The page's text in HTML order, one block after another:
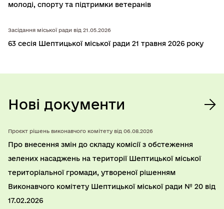
молодi, спорту та підтримки ветеранів
Засідання міської ради від 21.05.2026
63 сесія Шептицької міської ради 21 травня 2026 року
Нові документи
Проєкт рішень виконавчого комітету від 06.08.2026
Про внесення змін до складу комісії з обстеження
зелених насаджень на території Шептицької міської
територіальної громади, утвореної рішенням
Виконавчого комітету Шептицької міської ради № 20 від
17.02.2026